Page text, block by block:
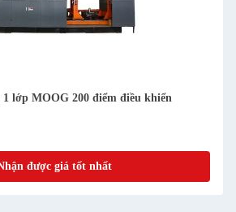
lớp MOOG 200 điểm điều khiển
được giá tốt nhất